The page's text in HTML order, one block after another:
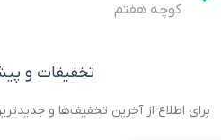
کوچه هفتم
تخفیفات و
برای اطلاع از آخرین تخفیف‌ها و